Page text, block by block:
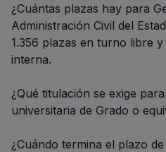
¿Cuántas plazas hay para
Administración Civil del
1.356 plazas en turno libre
interna.
¿Qué titulación se exige
universitaria de Grado o
¿Cuándo termina el plazo